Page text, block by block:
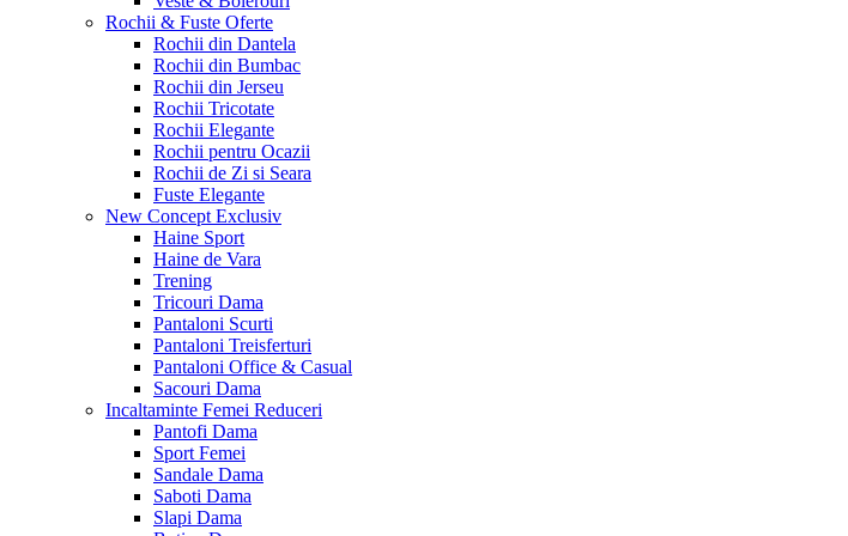
Rochii & Fuste Oferte
Rochii din Dantela
Rochii din Bumbac
Rochii din Jerseu
Rochii Tricotate
Rochii Elegante
Rochii pentru Ocazii
Rochii de Zi si Seara
Fuste Elegante
New Concept Exclusiv
Haine Sport
Haine de Vara
Trening
Tricouri Dama
Pantaloni Scurti
Pantaloni Treisferturi
Pantaloni Office & Casual
Sacouri Dama
Incaltaminte Femei Reduceri
Pantofi Dama
Sport Femei
Sandale Dama
Saboti Dama
Slapi Dama